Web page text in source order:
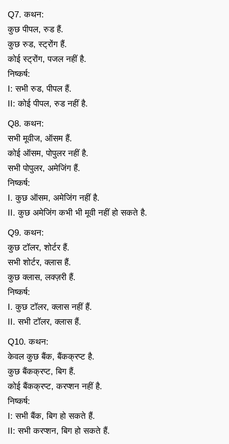
Q7. कथन:
कुछ पीपल, रुड हैं.
कुछ रुड, स्ट्रोंग हैं.
कोई स्ट्रोंग, पजल नहीं है.
निष्कर्ष:
I: सभी रुड, पीपल हैं.
II: कोई पीपल, रुड नहीं है.
Q8. कथन:
सभी मूवीज, ऑसम हैं.
कोई ऑसम, पोपुलर नहीं है.
सभी पोपुलर, अमेजिंग हैं.
निष्कर्ष:
I. कुछ ऑसम, अमेजिंग नहीं है.
II. कुछ अमेजिंग कभी भी मूवी नहीं हो सकते है.
Q9. कथन:
कुछ टॉलर, शोर्टर हैं.
सभी शोर्टर, क्लास हैं.
कुछ क्लास, लक्ज़री हैं.
निष्कर्ष:
I. कुछ टॉलर, क्लास नहीं हैं.
II. सभी टॉलर, क्लास हैं.
Q10. कथन:
केवल कुछ बैंक, बैंकक्रप्ट है.
कुछ बैंकक्रप्ट, बिग हैं.
कोई बैंकक्रप्ट, करप्शन नहीं है.
निष्कर्ष:
I: सभी बैंक, बिग हो सकते हैं.
II: सभी करप्शन, बिग हो सकते हैं.